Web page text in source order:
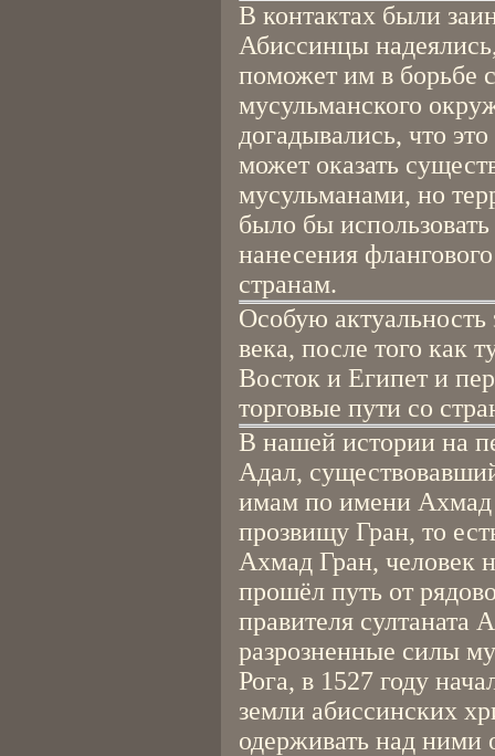
В контактах были
Абиссинцы
поможет им в борьбе
мусульманского
догадывались, что
может оказать
мусульманами, но
было бы
нанесения
странам.
Особую
века, после того как
Восток и Египет и
торговые пути со
В нашей истории на
Адал,
имам по имени Ахмад
прозвищу Гран, то
Ахмад Гран, человек
прошёл путь от
правителя султаната
разрозненные силы
Рога, в 1527 году
земли абиссинских
одерживать над ними